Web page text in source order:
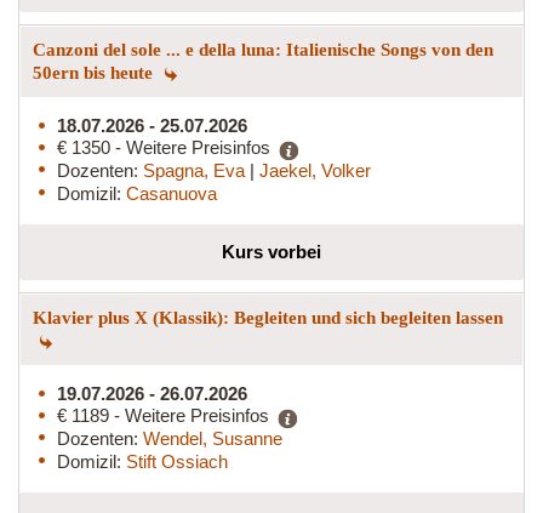
Canzoni del sole ... e della luna: Italienische Songs von den
50ern bis heute
18.07.2026 - 25.07.2026
€ 1350 - Weitere Preisinfos
Dozenten: Spagna, Eva | Jaekel, Volker
Domizil: Casanuova
Kurs vorbei
Klavier plus X (Klassik): Begleiten und sich begleiten lassen
19.07.2026 - 26.07.2026
€ 1189 - Weitere Preisinfos
Dozenten: Wendel, Susanne
Domizil: Stift Ossiach